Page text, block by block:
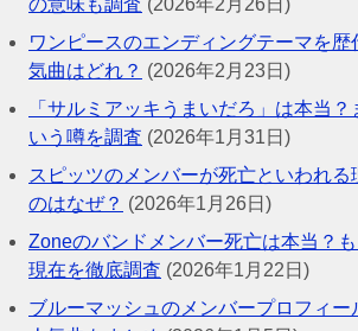
ワンピースのエンディングテーマを歴
気曲はどれ？ (2026年2月23日)
「サルミアッキうまいだろ」は本当
いう噂を調査 (2026年1月31日)
スピッツのメンバーが死亡といわれ
のはなぜ？ (2026年1月26日)
Zoneのバンドメンバー死亡は本当？
現在を徹底調査 (2026年1月22日)
ブルーマッシュのメンバープロフィー